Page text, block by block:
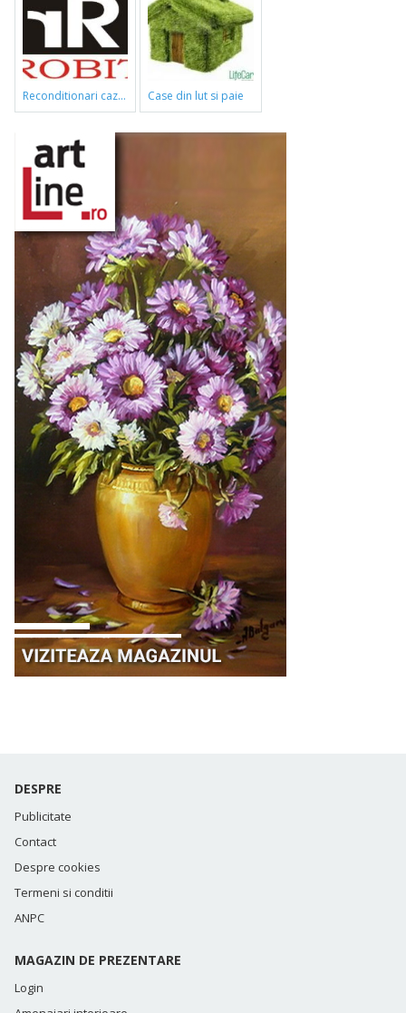
reconditionari cazi de baie case din lut si paie
DESPRE
Publicitate
Contact
Despre cookies
Termeni si conditii
ANPC
MAGAZIN DE PREZENTARE
Login